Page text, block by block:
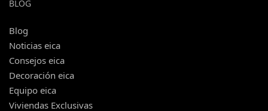
BLOG
Blog
Noticias eica
Consejos eica
Decoración eica
Equipo eica
Viviendas Exclusivas